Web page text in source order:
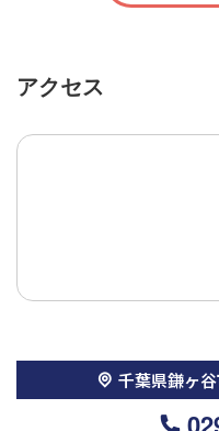
アクセス
千葉県鎌ヶ